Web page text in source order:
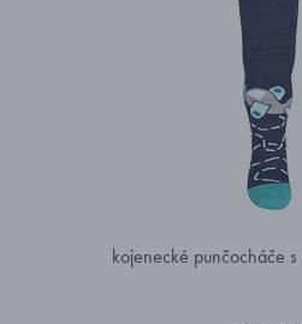
kojenecké punčocháče s